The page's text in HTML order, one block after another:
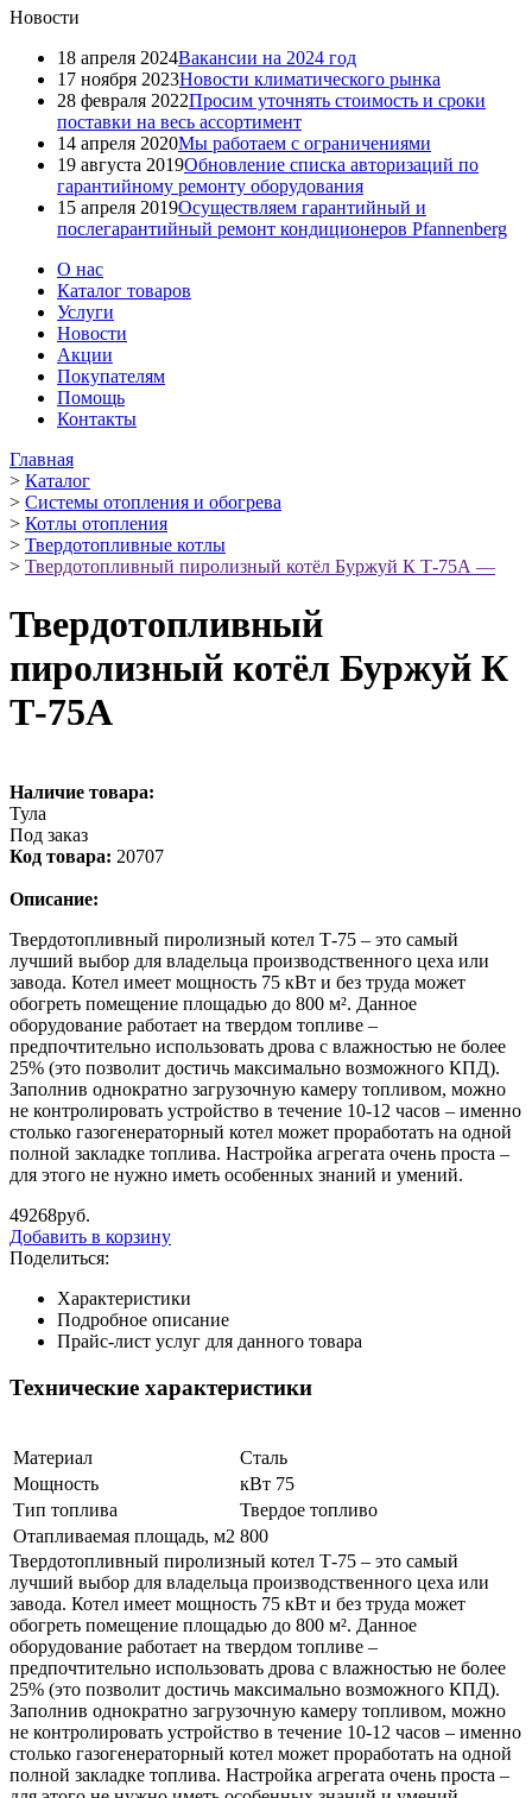
Новости
18 апреля 2024Вакансии на 2024 год
17 ноября 2023Новости климатического рынка
28 февраля 2022Просим уточнять стоимость и сроки
поставки на весь ассортимент
14 апреля 2020Мы работаем с ограничениями
19 августа 2019Обновление списка авторизаций по
гарантийному ремонту оборудования
15 апреля 2019Осуществляем гарантийный и
послегарантийный ремонт кондиционеров Pfannenberg
О нас
Каталог товаров
Услуги
Новости
Акции
Покупателям
Помощь
Контакты
Главная
> Каталог
> Системы отопления и обогрева
> Котлы отопления
> Твердотопливные котлы
> Твердотопливный пиролизный котёл Буржуй К Т-75А —
Твердотопливный
пиролизный котёл Буржуй К
Т-75А
Наличие товара:
Тула
Под заказ
Код товара: 20707
Описание:
Твердотопливный пиролизный котел Т-75 – это самый
лучший выбор для владельца производственного цеха или
завода. Котел имеет мощность 75 кВт и без труда может
обогреть помещение площадью до 800 м². Данное
оборудование работает на твердом топливе –
предпочтительно использовать дрова с влажностью не более
25% (это позволит достичь максимально возможного КПД).
Заполнив однократно загрузочную камеру топливом, можно
не контролировать устройство в течение 10-12 часов – именно
столько газогенераторный котел может проработать на одной
полной закладке топлива. Настройка агрегата очень проста –
для этого не нужно иметь особенных знаний и умений.
49268руб.
Добавить в корзину
Поделиться:
Характеристики
Подробное описание
Прайс-лист услуг для данного товара
Технические характеристики
Материал
Сталь
Мощность
кВт 75
Тип топлива
Твердое топливо
Отапливаемая площадь, м2 800
Твердотопливный пиролизный котел Т-75 – это самый
лучший выбор для владельца производственного цеха или
завода. Котел имеет мощность 75 кВт и без труда может
обогреть помещение площадью до 800 м². Данное
оборудование работает на твердом топливе –
предпочтительно использовать дрова с влажностью не более
25% (это позволит достичь максимально возможного КПД).
Заполнив однократно загрузочную камеру топливом, можно
не контролировать устройство в течение 10-12 часов – именно
столько газогенераторный котел может проработать на одной
полной закладке топлива. Настройка агрегата очень проста –